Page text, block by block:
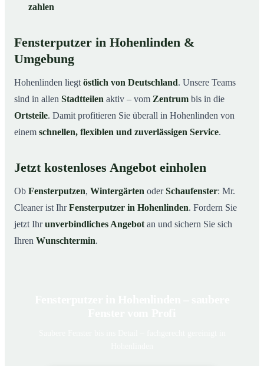
zahlen
Fensterputzer in Hohenlinden &
Umgebung
Hohenlinden liegt östlich von Deutschland. Unsere Teams
sind in allen Stadtteilen aktiv – vom Zentrum bis in die
Ortsteile. Damit profitieren Sie überall in Hohenlinden von
einem schnellen, flexiblen und zuverlässigen Service.
Jetzt kostenloses Angebot einholen
Ob Fensterputzen, Wintergärten oderSchaufenster: Mr.
Cleaner ist IhrFensterputzer in Hohenlinden. Fordern Sie
jetzt Ihrunverbindliches Angebot an und sichern Sie sich
Ihren Wunschtermin.